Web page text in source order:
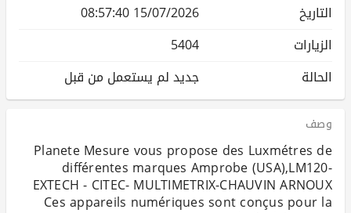
التاريخ
15/07/2026 08:57:40
الزيارات
5404
الحالة
جديد لم يستعمل من قبل
وصف
Planete Mesure vous propose des Luxmétres de
différentes marques Amprobe (USA),LM120-
Ces appareils numériques sont conçus pour la